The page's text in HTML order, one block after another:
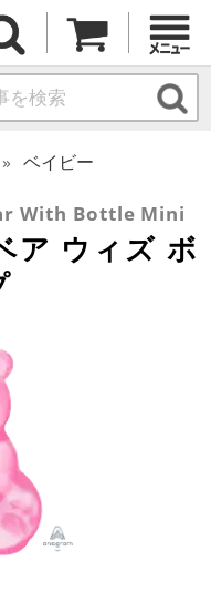
ベイビー
With Bottle Mini
ア ウィズ ボ